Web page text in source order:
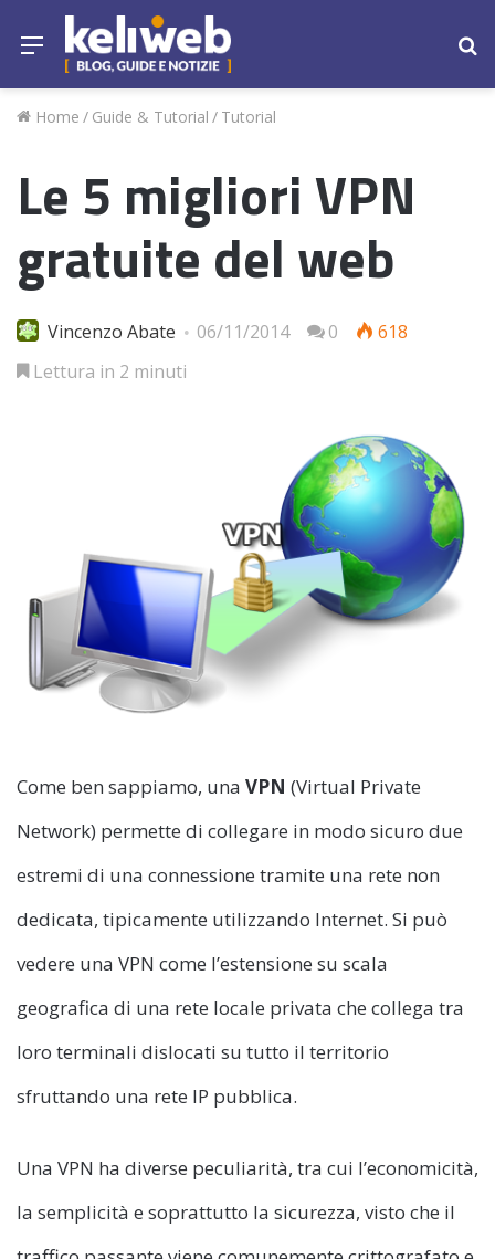
Menu
Home / Guide & Tutorial / Tutorial
Le 5 migliori VPN
gratuite del web
Vincenzo Abate 06/11/2014 0
618
Lettura in 2 minuti
Come ben sappiamo, una VPN (Virtual Private
Network) permette di collegare in modo sicuro due
estremi di una connessione tramite una rete non
dedicata, tipicamente utilizzando Internet. Si può
vedere una VPN come l’estensione su scala
geografica di una rete locale privata che collega tra
loro terminali dislocati su tutto il territorio
sfruttando una rete IP pubblica.
Una VPN ha diverse peculiarità, tra cui l’economicità,
la semplicità e soprattutto la sicurezza, visto che il